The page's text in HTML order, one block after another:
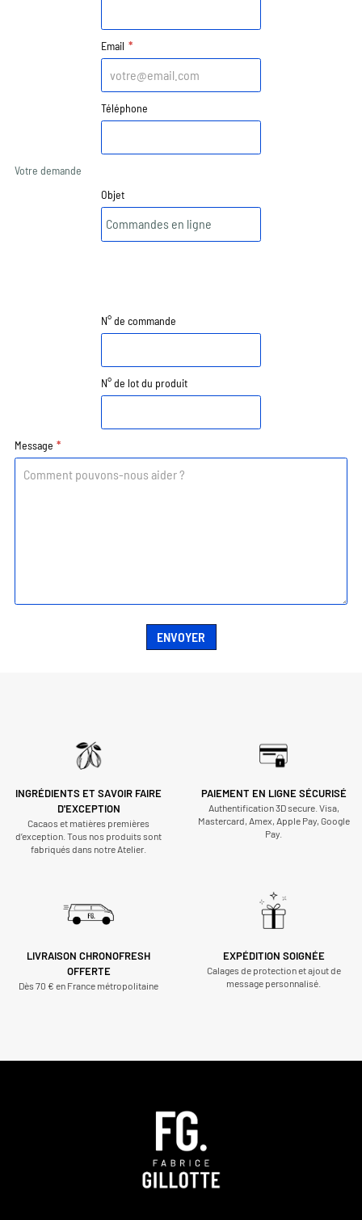
Email *
Téléphone
Votre demande
Objet
N° de commande
N° de lot du produit
Message *
ENVOYER
INGRÉDIENTS ET SAVOIR FAIRE
D'EXCEPTION
Cacaos et matières premières
d’exception. Tous nos produits sont
fabriqués dans notre Atelier.
PAIEMENT EN LIGNE SÉCURISÉ
Authentification 3D secure. Visa,
Mastercard, Amex, Apple Pay, Google
Pay.
LIVRAISON CHRONOFRESH
OFFERTE
Dès 70 € en France métropolitaine
EXPÉDITION SOIGNÉE
Calages de protection et ajout de
message personnalisé.